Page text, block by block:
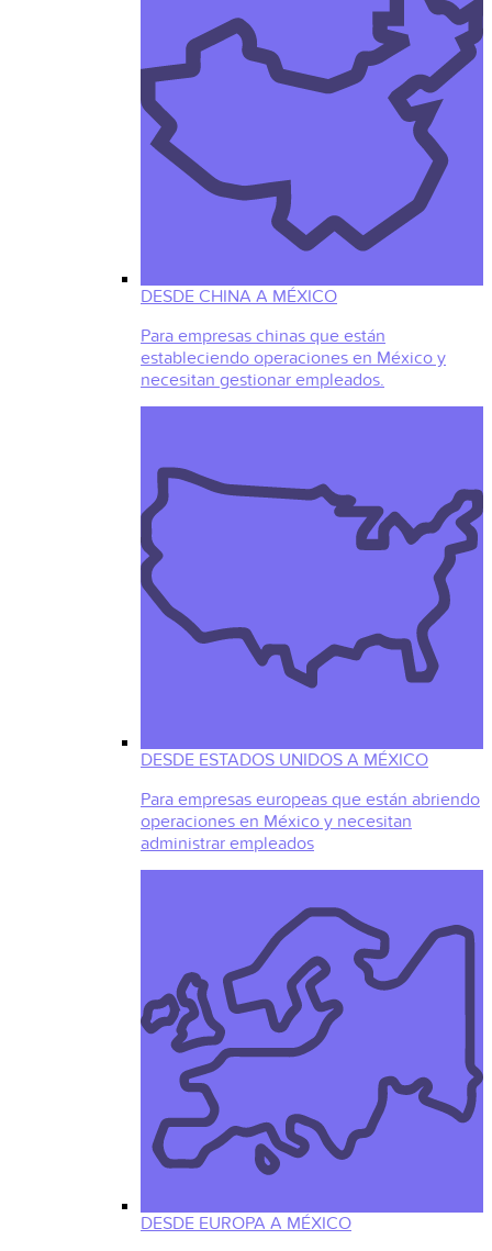
DESDE CHINA A MÉXICO
Para empresas chinas que están
estableciendo operaciones en México y
necesitan gestionar empleados.
DESDE ESTADOS UNIDOS A MÉXICO
Para empresas europeas que están abriendo
operaciones en México y necesitan
administrar empleados
DESDE EUROPA A MÉXICO